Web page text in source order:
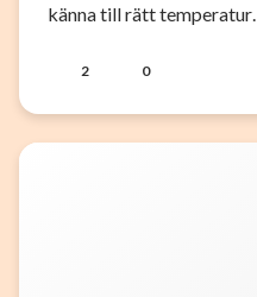
känna till rätt temperatur…
2 0